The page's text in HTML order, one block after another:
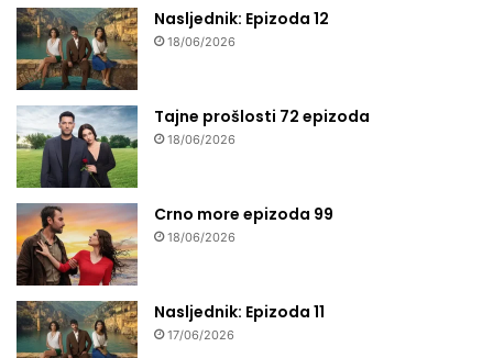
Nasljednik: Epizoda 12
18/06/2026
Tajne prošlosti 72 epizoda
18/06/2026
Crno more epizoda 99
18/06/2026
Nasljednik: Epizoda 11
17/06/2026